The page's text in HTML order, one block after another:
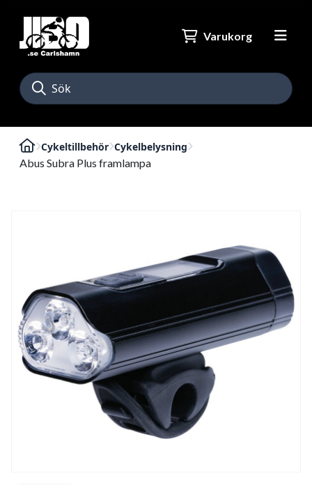
Varukorg
Cykeltillbehör Cykelbelysning
Abus Subra Plus framlampa